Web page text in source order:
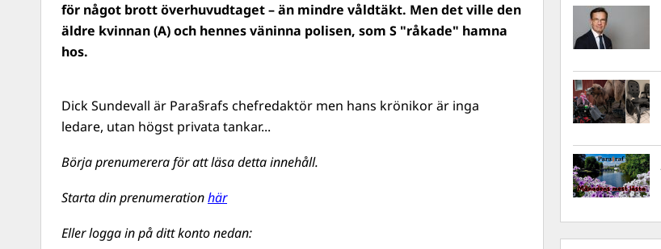
för något brott överhuvudtaget – än mindre våldtäkt. Men det ville den
äldre kvinnan (A) och hennes väninna polisen, som S "råkade" hamna
hos.
Dick Sundevall är Para§rafs chefredaktör men hans krönikor är inga
ledare, utan högst privata tankar...
Börja prenumerera för att läsa detta innehåll.
Starta din prenumerationhär
Eller logga in på ditt konto nedan: